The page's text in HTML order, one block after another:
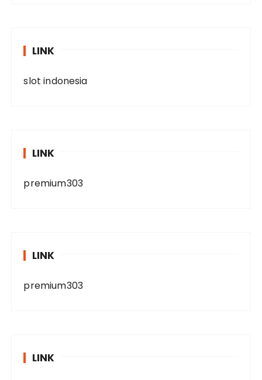
LINK
slot indonesia
LINK
premium303
LINK
premium303
LINK